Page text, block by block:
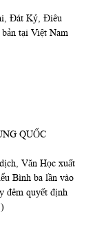
Đát Kỷ, Điêu
tại Việt Nam
QUỐC
Văn Học xuất
Bình ba lần vào
đêm quyết định